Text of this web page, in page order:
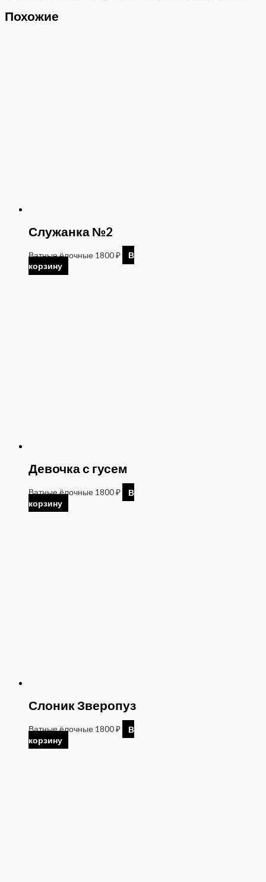
Похожие
Служанка №2
Ватные ёлочные 1800₽
В
корзину
Девочка с гусем
Ватные ёлочные 1800₽
В
корзину
Слоник Зверопуз
Ватные ёлочные 1800₽
В
корзину